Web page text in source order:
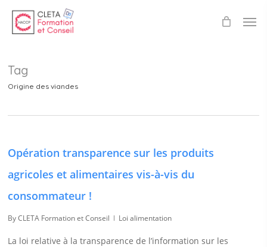
main
Tag
Origine des viandes
Opération transparence sur les produits
agricoles et alimentaires vis-à-vis du
consommateur !
By CLETA Formation et Conseil Loi alimentation
La loi relative à la transparence de l’information sur les